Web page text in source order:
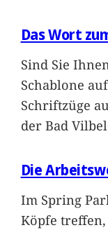
Das Wort
Sind Sie
Schablone
Schriftzüge
der Bad
Die
Im Spring
Köpfe